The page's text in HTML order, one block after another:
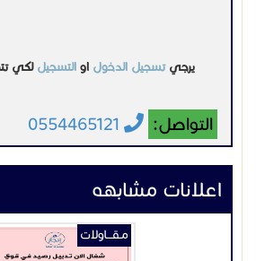
يرجيتسجيل الدخول او التسجيل لكي
التواصل: 0554465121
اعلانات مشابهه
مـقـــاولات